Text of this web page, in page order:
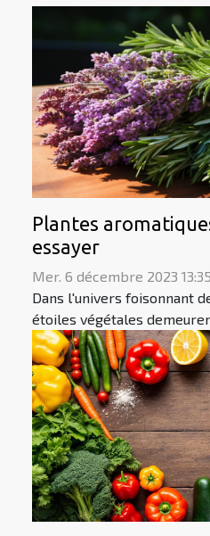
Plantes
essayer
Mer. 6 décembre 2023 13:35
Dans l'univers foisonnant
étoiles végétales